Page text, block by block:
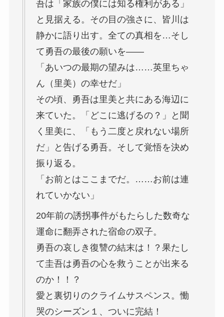
吾は「家族の僕には知る権利がある」
と見据える。その目の強さに、皆川は
静かに語り出す。全ての真相を…そし
て勇吾の最後の願いを――
「あいつの最期の望みは……英里ちゃ
ん（里美）の幸せだ」
その頃、勇吾は里美と共にある海辺に
来ていた。「どこに逃げるの？」と聞
く里美に、「もう二度と戻れない場所
だ」と告げる勇吾。そして覚悟を決め
振り返る。
「お前とはここまでだ。……お前は連
れていかない」
20年前の誘拐事件がもたらした数奇な
運命に翻弄された宿命の双子。
勇吾の哀しき復讐の結末は！？果たし
て圭吾は勇吾の心を救うことが出来る
のか！！？
愛と裏切りのクライムサスペンス。慟
哭のシーズン１、ついに完結！